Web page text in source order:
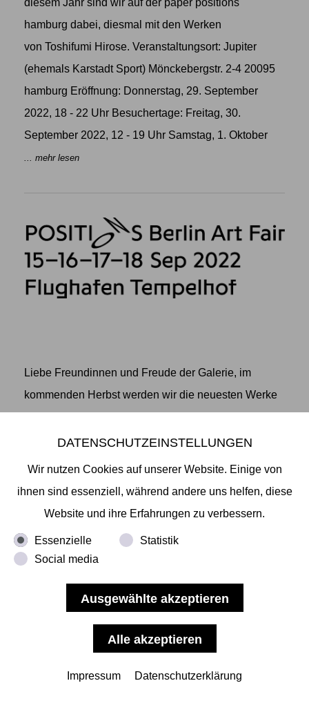
diesem Jahr sind wir auf der paper positions
hamburg dabei, diesmal mit den Werken
von Toshifumi Hirose. Veranstaltungsort: Jupiter
(ehemals Karstadt Sport) Mönckebergstr. 2-4 20095
hamburg Eröffnung: Donnerstag, 29. September
2022, 18 - 22 Uhr Besuchertage: Freitag, 30.
September 2022, 12 - 19 Uhr Samstag, 1. Oktober
... mehr lesen
Liebe Freundinnen und Freude der Galerie, im
kommenden Herbst werden wir die neuesten Werke
Ken'ichiro Taniguchi und Yuki Yamamoto auf der
DATENSCHUTZEINSTELLUNGEN
Wir nutzen Cookies auf unserer Website. Einige von
ihnen sind essenziell, während andere uns helfen, diese
Website und ihre Erfahrungen zu verbessern.
Essenzielle
Statistik
Social media
Impressum Datenschutzerklärung